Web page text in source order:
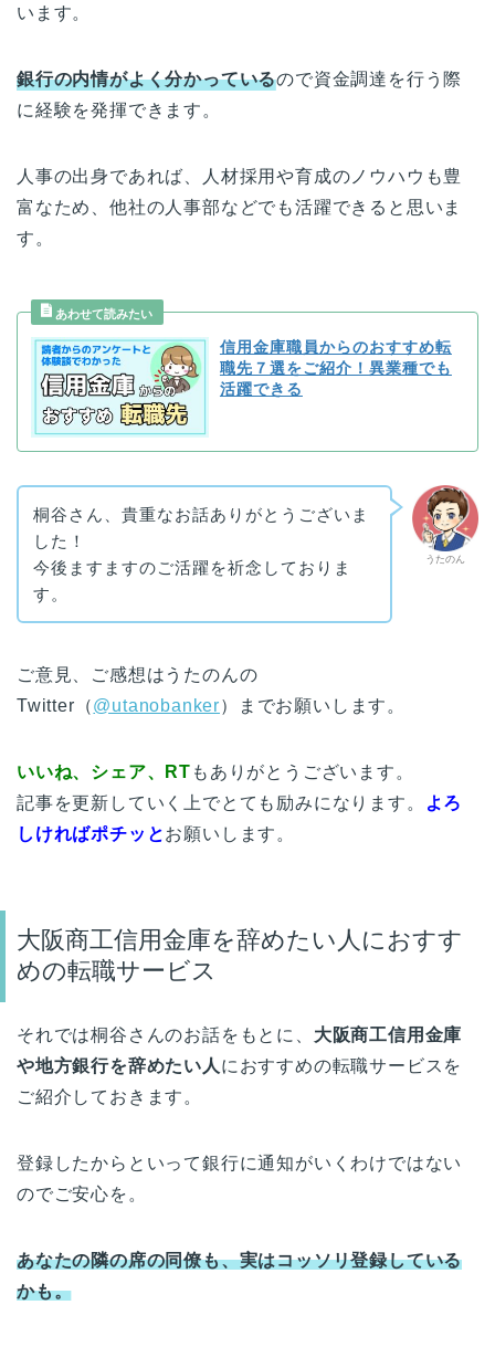
います。
銀行の内情がよく分かっているので資金調達を行う際
に経験を発揮できます。
人事の出身であれば、人材採用や育成のノウハウも豊
富なため、他社の人事部などでも活躍できると思いま
す。
信用金庫職員からのおすすめ転
職先７選をご紹介！異業種でも
活躍できる
うたのん
桐谷さん、貴重なお話ありがとうございま
した！
今後ますますのご活躍を祈念しておりま
す。
ご意見、ご感想はうたのんの
Twitter（@utanobanker）までお願いします。
いいね、シェア、RT もありがとうございます。
記事を更新していく上でとても励みになります。
よろ
しければポチッとお願いします。
大阪商工信用金庫を辞めたい人におすす
めの転職サービス
それでは桐谷さんのお話をもとに、 大阪商工信用金庫
や地方銀行を辞めたい人 におすすめの転職サービスを
ご紹介しておきます。
登録したからといって銀行に通知がいくわけではない
のでご安心を。
あなたの隣の席の同僚も、実はコッソリ登録している
かも。